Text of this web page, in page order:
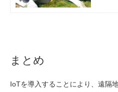
まとめ
IoTを導入することにより、遠隔